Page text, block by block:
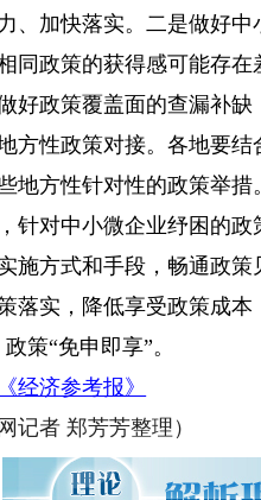
、加快落实。二是做好
同政策的获得感可能存
好政策覆盖面的查漏补
方性政策对接。各地要
地方性针对性的政策举措
针对中小微企业纾困的
施方式和手段，畅通政
落实，降低享受政策成
策“免申即享”。
《经济参考报》
者 郑芳芳整理）